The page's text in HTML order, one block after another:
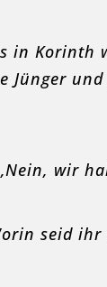
in Korinth
Jünger
wir
seid ihr